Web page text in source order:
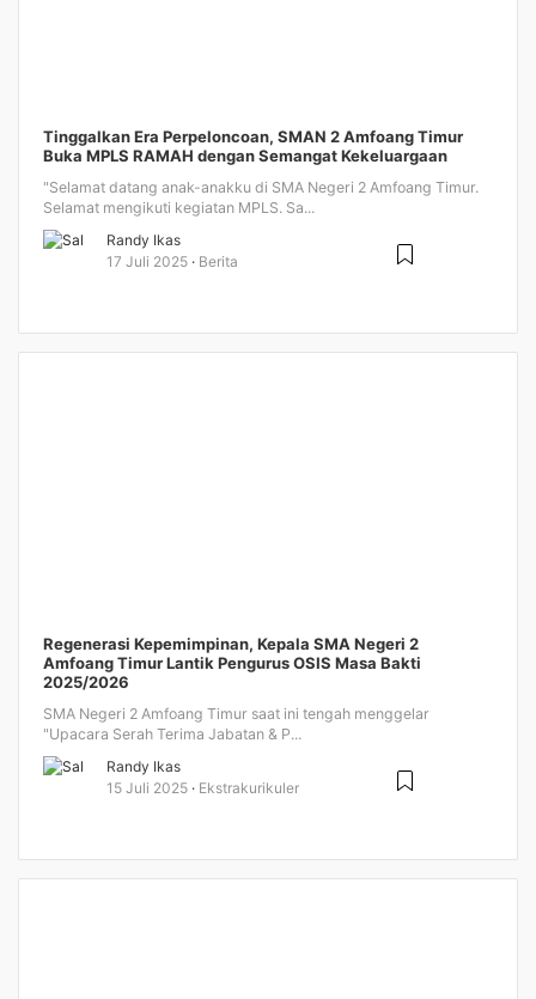
Tinggalkan Era Perpeloncoan, SMAN 2 Amfoang Timur
Buka MPLS RAMAH dengan Semangat Kekeluargaan
"Selamat datang anak-anakku di SMA Negeri 2 Amfoang Timur.
Selamat mengikuti kegiatan MPLS. Sa...
Randy Ikas
17 Juli 2025
Berita
Regenerasi Kepemimpinan, Kepala SMA Negeri 2
Amfoang Timur Lantik Pengurus OSIS Masa Bakti
2025/2026
SMA Negeri 2 Amfoang Timur saat ini tengah menggelar
"Upacara Serah Terima Jabatan & P...
Randy Ikas
15 Juli 2025
Ekstrakurikuler